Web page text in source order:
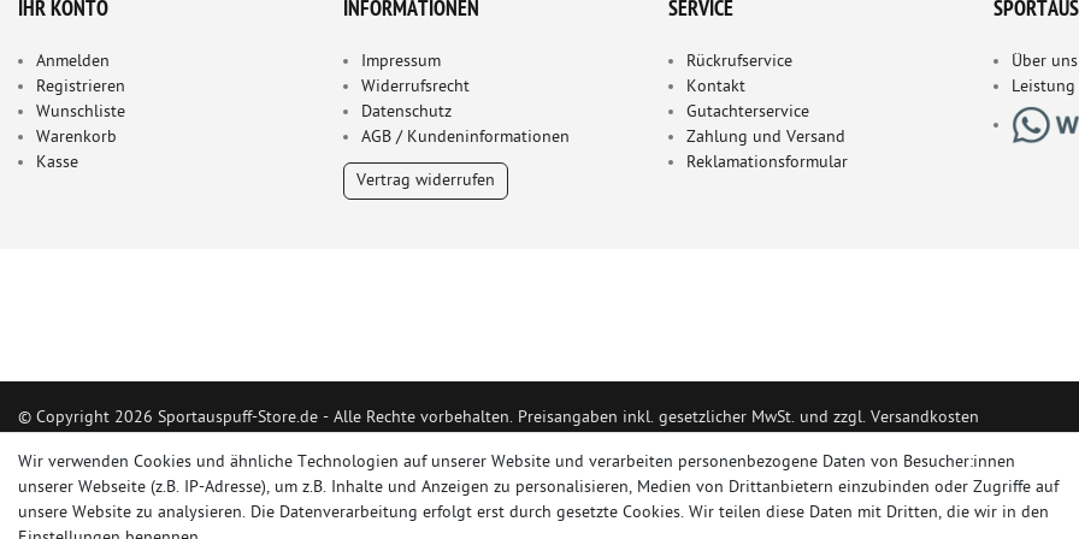
IHR KONTO
Anmelden
Registrieren
Wunschliste
Warenkorb
Kasse
INFORMATIONEN
Impressum
Widerrufsrecht
Datenschutz
AGB / Kundeninformationen
Vertrag widerrufen
SERVICE
Rückrufservice
Kontakt
Gutachterservice
Zahlung und Versand
Reklamationsformular
Über uns
Leistung
© Copyright 2026 Sportauspuff-Store.de - Alle Rechte vorbehalten. Preisangaben inkl. gesetzlicher MwSt. und zzgl. Versandkosten
Das Internetportal für Sportendschalldämpfer, Komplettanlagen, Rennsportanlagen, Sportendrohre, Universalteile, Fächerkrümmer,
Ersatzrohr und Auspuffzubehör.
FOX, REMUS, FSW, FRIEDRICH MOTORSPORT, EISENMANN, ULTER SPORT, NOVUS
Wir verwenden Cookies und ähnliche Technologien auf unserer Website und verarbeiten personenbezogene Daten von Besucher:innen
unserer Webseite (z.B. IP-Adresse), um z.B. Inhalte und Anzeigen zu personalisieren, Medien von Drittanbietern einzubinden oder Zugriffe auf
unsere Website zu analysieren. Die Datenverarbeitung erfolgt erst durch gesetzte Cookies. Wir teilen diese Daten mit Dritten, die wir in den